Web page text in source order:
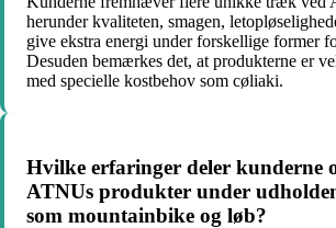
herunder kvaliteten, smagen,
give ekstra energi under forskellige former
Desuden bemærkes det, at produkterne er
med specielle kostbehov som cøliaki.
Hvilke erfaringer deler kunderne
ATNUs produkter under
som mountainbike og løb?